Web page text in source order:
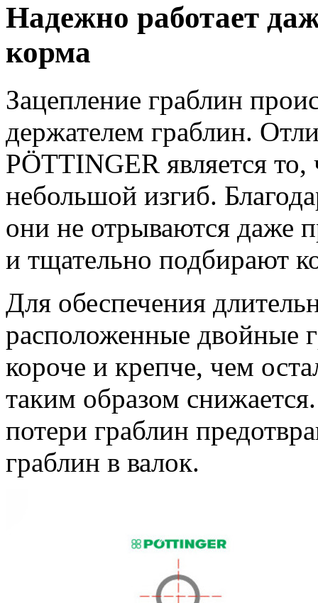
Надежно работает
корма
Зацепление граблин
держателем граблин.
PÖTTINGER является
небольшой изгиб.
они не отрываются даже
и тщательно подбирают
Для обеспечения
расположенные двойные
короче и крепче, чем
таким образом
потери граблин
граблин в валок.